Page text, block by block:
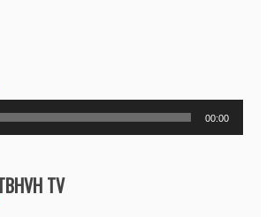
00:00
TV